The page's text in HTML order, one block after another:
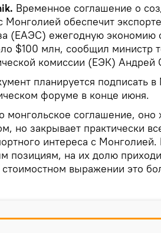
Временное соглашение о
Монголией обеспечит
(ЕАЭС) ежегодную экономию
$100 млн, сообщил министр
комиссии (ЕЭК) Андрей
планируется подписать
форуме в конце июня.
соглашение, оно
но закрывает практически
интереса с
позициям, на их долю
стоимостном выражении это